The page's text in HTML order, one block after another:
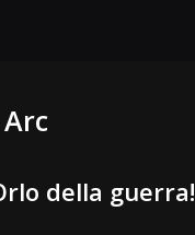
della guerra!